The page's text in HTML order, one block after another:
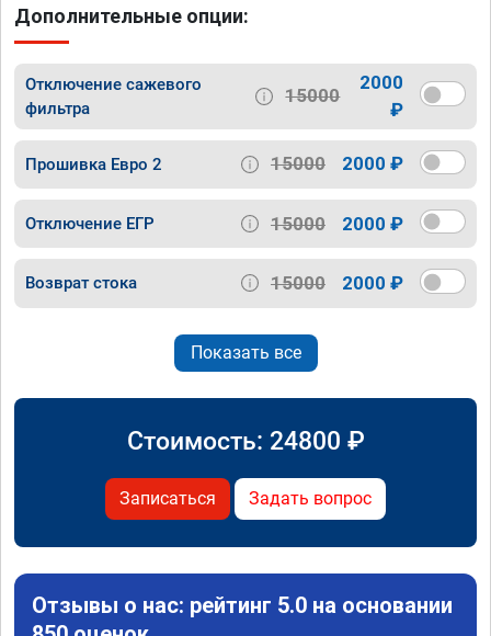
Дополнительные опции:
Отключение сажевого
фильтра
15000
2000
₽
Прошивка Евро 2 15000 2000 ₽
Отключение ЕГР 15000 2000 ₽
Возврат стока 15000 2000 ₽
Показать все
Стоимость: 24800 ₽
Записаться Задать вопрос
Отзывы о нас: рейтинг 5.0 на основании